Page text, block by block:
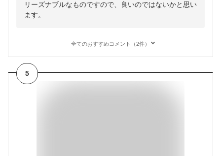
リーズナブルなものですので、良いのではないかと思い
ます。
全てのおすすめコメント（2件）
5